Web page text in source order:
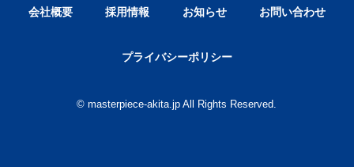
会社概要 採用情報 お知らせ お問い合わせ
プライバシーポリシー
© masterpiece-akita.jp All Rights Reserved.